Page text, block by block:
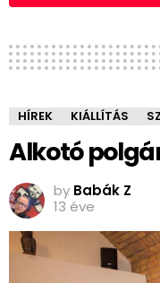
HÍREK KIÁLLÍTÁS
Alkotó
by Babák Z
13 éve